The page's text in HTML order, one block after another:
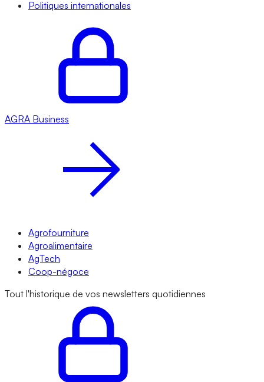
Politiques internationales
AGRA Business
Agrofourniture
Agroalimentaire
AgTech
Coop-négoce
Tout l'historique de vos newsletters quotidiennes